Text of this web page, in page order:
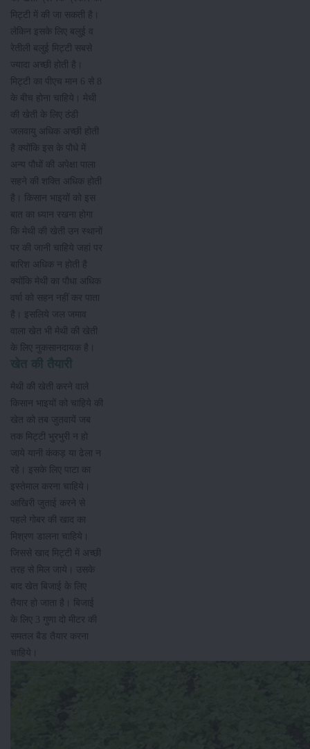
मिट्टी में की जा सकती है।
लेकिन इसके लिए बलुई व
रेतीली बलुई मिट्टी सबसे
ज्यादा अच्छी होती है।
मिट्टी का पीएच मान 6 से 8
के बीच होना चाहिये। मेथी
की खेती के लिए ठंडी
जलवायु अधिक अच्छी होती
है क्योंकि इस के पौधे में
अन्य पौधों की अपेक्षा पाला
सहने की शक्ति अधिक होती
है। किसान भाइयों को इस
बात का ध्यान रखना होगा
कि मेथी की खेती उन स्थानों
पर की जानी चाहिये जहां पर
बारिश अधिक न होती है
क्योंकि मेथी का पौधा अधिक
वर्षा को सहन नहीं कर पाता
है। इसलिये जल जमाव
वाला खेत भी मेथी की खेती
के लिए नुकसानदायक है।
खेत की तैयारी
मेथी की खेती करने वाले
किसान भाइयों को चाहिये की
खेत को तब जुतवायें जब
तक मिट्टी भुरभुरी न हो
जाये यानी कंकड़ या ढेला न
रहे। इसके लिए पाटा का
इस्तेमाल करना चाहिये।
आखिरी जुताई करने से
पहले गोबर की खाद का
मिश्रण डालना चाहिये।
जिससे खाद मिट्टी में अच्छी
तरह से मिल जाये। उसके
बाद खेत बिजाई के लिए
तैयार हो जाता है। बिजाई
के लिए 3 गुणा दो मीटर की
समतल बैड तैयार करना
चाहिये।